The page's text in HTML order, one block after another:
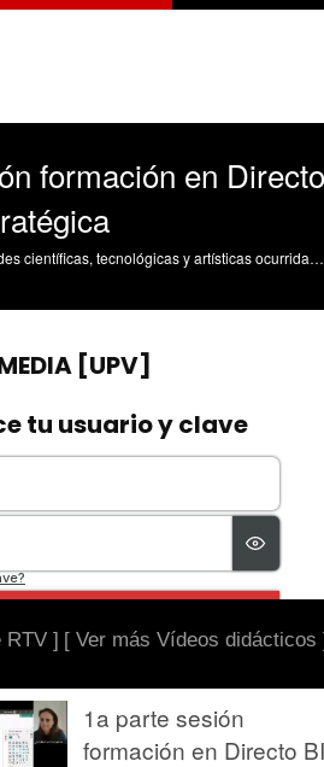
formación en Directo
Divulgación de las actividades científicas, tecnológicas y artísticas ocurridas en los tres campus de la UPV
RTV ] [ Ver más Vídeos didácticos
1a parte sesión
formación en Directo BI